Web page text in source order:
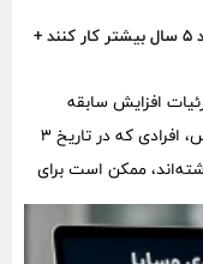
شرط جدید بازنشستگی اجرایی شد؛ این افراد باید ۵ سال بیشتر کار کنند +
افزایش سابقه
الزامی برای بازنشستگی را اعلام کرد؛ بر این اساس، افرادی که در تاریخ ۳
قبول داشته‌اند، ممکن است برای